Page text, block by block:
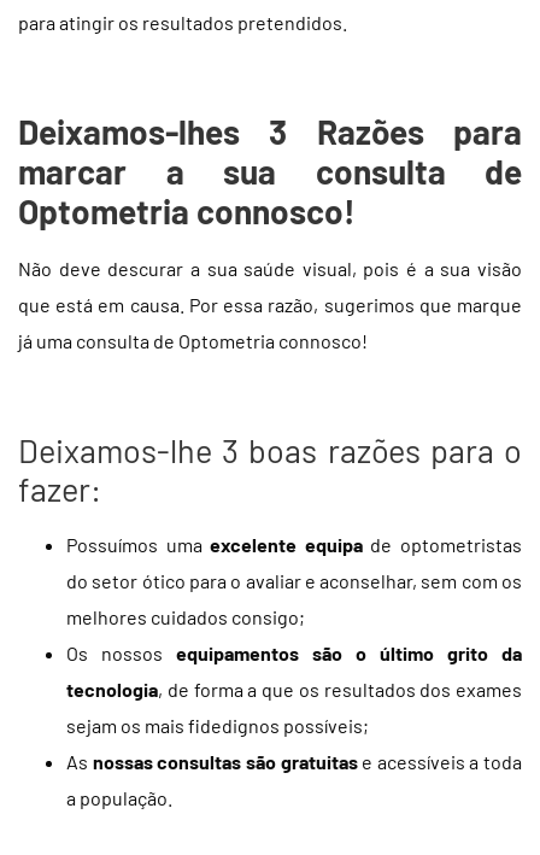
para atingir os resultados pretendidos.
Deixamos-lhes 3 Razões para
marcar a sua consulta de
Optometria connosco!
Não deve descurar a sua saúde visual, pois é a sua visão
que está em causa. Por essa razão, sugerimos que marque
já uma consulta de Optometria connosco!
Deixamos-lhe 3 boas razões para o
fazer:
Possuímos umaexcelente equipade optometristas
do setor ótico para o avaliar e aconselhar, sem com os
melhores cuidados consigo;
Os nossos equipamentos são o último grito da
tecnologia, de forma a que os resultados dos exames
sejam os mais fidedignos possíveis;
As nossas consultas são gratuitase acessíveis a toda
a população.